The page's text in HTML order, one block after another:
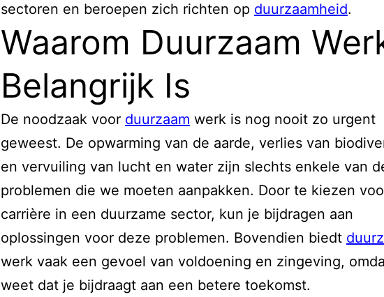
sectoren en beroepen zich richten op duurzaamheid.
Waarom Duurzaam
Belangrijk Is
De noodzaak voor duurzaam werk is nog nooit zo urgent
geweest. De opwarming van de aarde, verlies van
en vervuiling van lucht en water zijn slechts enkele van
problemen die we moeten aanpakken. Door te kiezen
carrière in een duurzame sector, kun je bijdragen aan
oplossingen voor deze problemen. Bovendien biedt
werk vaak een gevoel van voldoening en zingeving,
weet dat je bijdraagt aan een betere toekomst.